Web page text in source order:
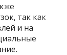
так как
и на